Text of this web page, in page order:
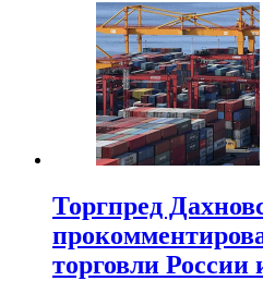
Торгпред
торговли России